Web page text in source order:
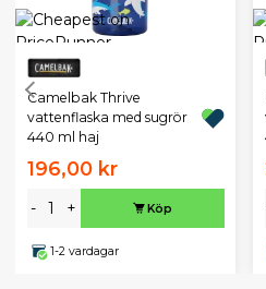
Camelbak Thrive
vattenflaska med sugrör
440 ml haj
196,00 kr
- + Köp
1-2 vardagar